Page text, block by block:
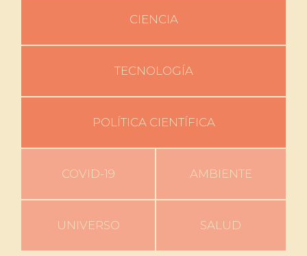
CIENCIA
TECNOLOGÍA
POLÍTICA CIENTÍFICA
COVID-19 AMBIENTE
UNIVERSO SALUD